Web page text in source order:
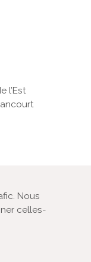
l’Est
Nous
celles-